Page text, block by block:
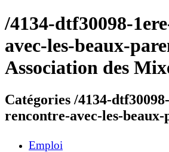
/4134-dtf30098-
avec-les-beaux-
Association des
Catégories /4134-
rencontre-avec-les-
Emploi